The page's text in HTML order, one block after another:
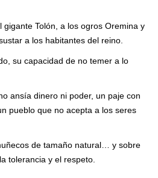
Tolón, a los ogros Oremina y
a los habitantes del reino.
su capacidad de no temer a lo
ansía dinero ni poder, un paje con
pueblo que no acepta a los seres
de tamaño natural… y sobre
tolerancia y el respeto.